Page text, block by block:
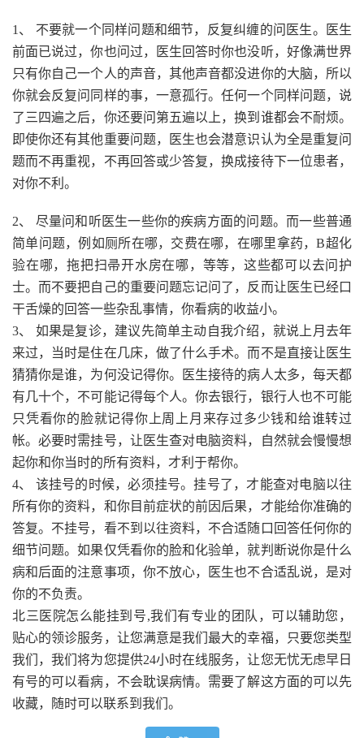
1、 不要就一个同样问题和细节，反复纠缠的问医生。医生
前面已说过，你也问过，医生回答时你也没听，好像满世界
只有你自己一个人的声音，其他声音都没进你的大脑，所以
你就会反复问同样的事，一意孤行。任何一个同样问题，说
了三四遍之后，你还要问第五遍以上，换到谁都会不耐烦。
即使你还有其他重要问题，医生也会潜意识认为全是重复问
题而不再重视，不再回答或少答复，换成接待下一位患者，
对你不利。
2、 尽量问和听医生一些你的疾病方面的问题。而一些普通
简单问题，例如厕所在哪，交费在哪，在哪里拿药，B超化
验在哪，拖把扫帚开水房在哪，等等，这些都可以去问护
士。而不要把自己的重要问题忘记问了，反而让医生已经口
干舌燥的回答一些杂乱事情，你看病的收益小。
3、 如果是复诊，建议先简单主动自我介绍，就说上月去年
来过，当时是住在几床，做了什么手术。而不是直接让医生
猜猜你是谁，为何没记得你。医生接待的病人太多，每天都
有几十个，不可能记得每个人。你去银行，银行人也不可能
只凭看你的脸就记得你上周上月来存过多少钱和给谁转过
帐。必要时需挂号，让医生查对电脑资料，自然就会慢慢想
起你和你当时的所有资料，才利于帮你。
4、 该挂号的时候，必须挂号。挂号了，才能查对电脑以往
所有你的资料，和你目前症状的前因后果，才能给你准确的
答复。不挂号，看不到以往资料，不合适随口回答任何你的
细节问题。如果仅凭看你的脸和化验单，就判断说你是什么
病和后面的注意事项，你不放心，医生也不合适乱说，是对
你的不负责。
北三医院怎么能挂到号,我们有专业的团队，可以辅助您，
贴心的领诊服务，让您满意是我们最大的幸福，只要您类型
我们，我们将为您提供24小时在线服务，让您无忧无虑早日
有号的可以看病，不会耽误病情。需要了解这方面的可以先
收藏，随时可以联系到我们。